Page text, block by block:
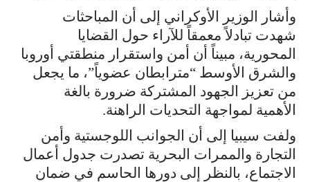
وأشار الوزير الأوكراني إلى أن المباحثات
شهدت تبادلاً معمقاً للآراء حول القضايا
المحورية، مبيناً أن أمن واستقرار منطقتي أوروبا
والشرق الأوسط “مترابطان عضوياً”، ما يجعل
من تعزيز الجهود المشتركة ضرورة بالغة
الأهمية لمواجهة التحديات الراهنة.
ولفت سيبيا إلى أن الجوانب اللوجستية وأمن
التجارة والممرات البحرية تصدرت جدول أعمال
الاجتماع، بالنظر إلى دورها الحاسم في ضمان